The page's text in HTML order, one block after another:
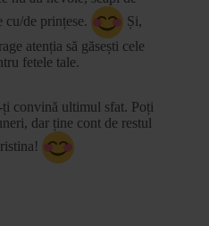
cu/de prințese.
Și,
atenția să găsești cele
fetele tale.
ți convină ultimul sfat. Poți
dar ține cont de restul